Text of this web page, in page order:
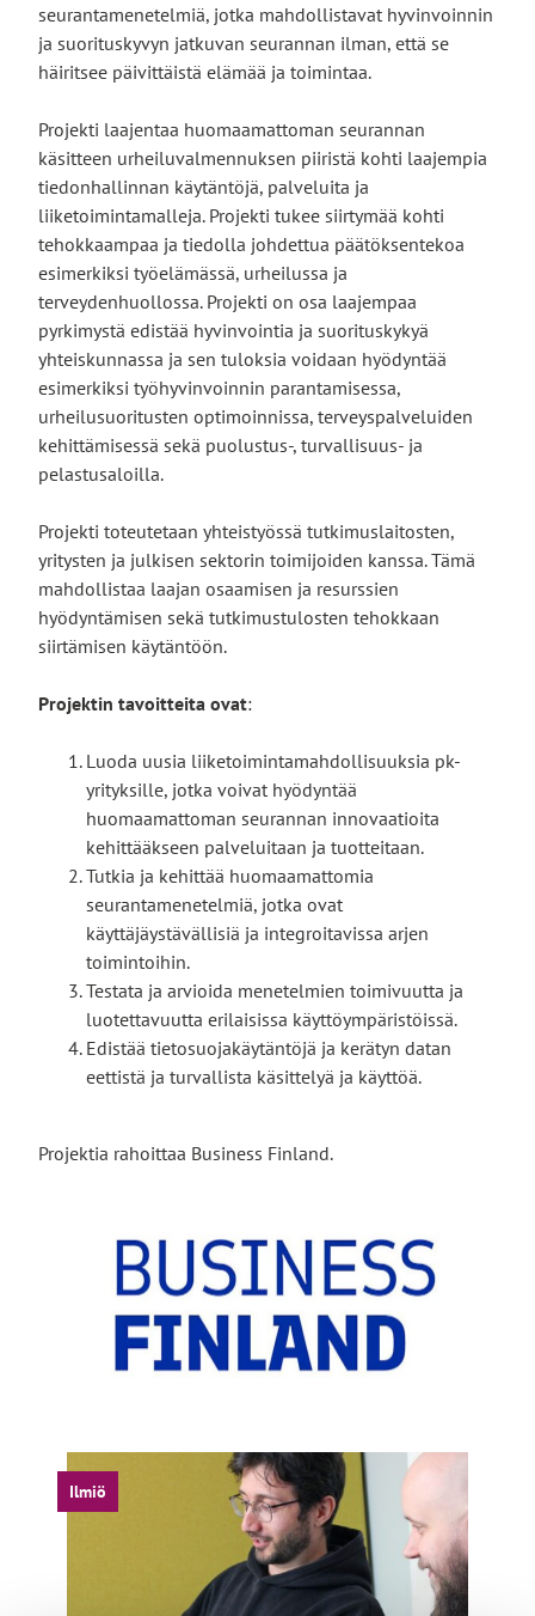
seurantamenetelmiä, jotka mahdollistavat hyvinvoinnin
ja suorituskyvyn jatkuvan seurannan ilman, että se
häiritsee päivittäistä elämää ja toimintaa.
Projekti laajentaa huomaamattoman seurannan
käsitteen urheiluvalmennuksen piiristä kohti laajempia
tiedonhallinnan käytäntöjä, palveluita ja
liiketoimintamalleja. Projekti tukee siirtymää kohti
tehokkaampaa ja tiedolla johdettua päätöksentekoa
esimerkiksi työelämässä, urheilussa ja
terveydenhuollossa. Projekti on osa laajempaa
pyrkimystä edistää hyvinvointia ja suorituskykyä
yhteiskunnassa ja sen tuloksia voidaan hyödyntää
esimerkiksi työhyvinvoinnin parantamisessa,
urheilusuoritusten optimoinnissa, terveyspalveluiden
kehittämisessä sekä puolustus-, turvallisuus- ja
pelastusaloilla.
Projekti toteutetaan yhteistyössä tutkimuslaitosten,
yritysten ja julkisen sektorin toimijoiden kanssa. Tämä
mahdollistaa laajan osaamisen ja resurssien
hyödyntämisen sekä tutkimustulosten tehokkaan
siirtämisen käytäntöön.
Projektin tavoitteita ovat:
Luoda uusia liiketoimintamahdollisuuksia pk-
yrityksille, jotka voivat hyödyntää
huomaamattoman seurannan innovaatioita
kehittääkseen palveluitaan ja tuotteitaan.
Tutkia ja kehittää huomaamattomia
seurantamenetelmiä, jotka ovat
käyttäjäystävällisiä ja integroitavissa arjen
toimintoihin.
Testata ja arvioida menetelmien toimivuutta ja
luotettavuutta erilaisissa käyttöympäristöissä.
Edistää tietosuojakäytäntöjä ja kerätyn datan
eettistä ja turvallista käsittelyä ja käyttöä.
Projektia rahoittaa Business Finland.
Ilmiö